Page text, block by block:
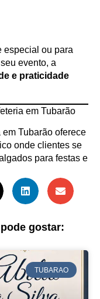
especial ou para
evento, a
e praticidade
em Tubarão
Tubarão oferece
onde clientes se
para festas e
gostar:
TUBARAO